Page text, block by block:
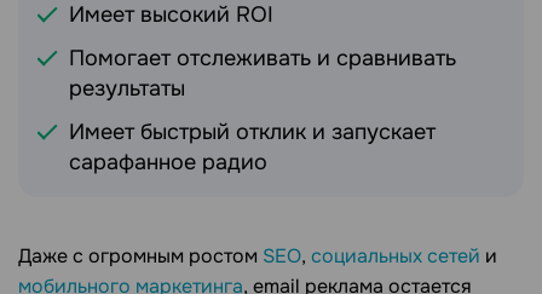
Имеет высокий ROI
Помогает отслеживать и сравнивать
результаты
Имеет быстрый отклик и запускает
сарафанное радио
Даже с огромным ростом SEO, социальных сетей и
мобильного маркетинга, email реклама остается